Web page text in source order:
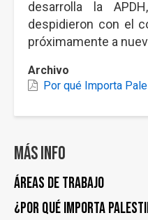
desarrolla la
despidieron con el
próximamente a
Archivo
Por qué Importa
Más info
Áreas de trabajo
¿Por qué importa